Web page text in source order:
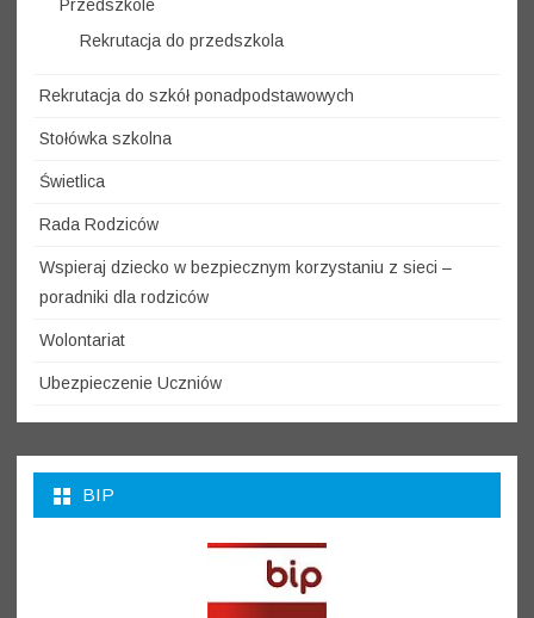
Przedszkole
Rekrutacja do przedszkola
Rekrutacja do szkół ponadpodstawowych
Stołówka szkolna
Świetlica
Rada Rodziców
Wspieraj dziecko w bezpiecznym korzystaniu z sieci –
poradniki dla rodziców
Wolontariat
Ubezpieczenie Uczniów
BIP